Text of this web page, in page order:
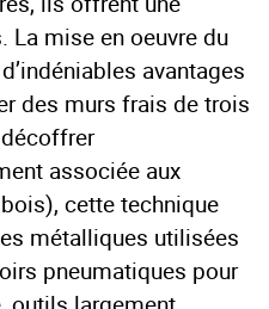
La mise en oeuvre du
avantages
des murs frais de trois
associée aux
cette technique
métalliques utilisées
pneumatiques pour